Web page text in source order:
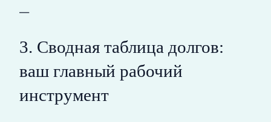
—
3. Сводная таблица долгов:
ваш главный рабочий
инструмент